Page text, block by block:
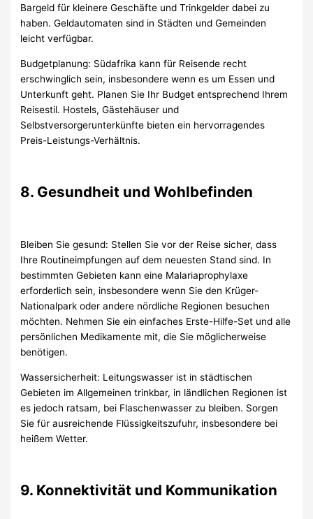
Bargeld für kleinere Geschäfte und Trinkgelder dabei zu
haben. Geldautomaten sind in Städten und Gemeinden
leicht verfügbar.
Budgetplanung: Südafrika kann für Reisende recht
erschwinglich sein, insbesondere wenn es um Essen und
Unterkunft geht. Planen Sie Ihr Budget entsprechend Ihrem
Reisestil. Hostels, Gästehäuser und
Selbstversorgerunterkünfte bieten ein hervorragendes
Preis-Leistungs-Verhältnis.
8. Gesundheit und Wohlbefinden
Bleiben Sie gesund: Stellen Sie vor der Reise sicher, dass
Ihre Routineimpfungen auf dem neuesten Stand sind. In
bestimmten Gebieten kann eine Malariaprophylaxe
erforderlich sein, insbesondere wenn Sie den Krüger-
Nationalpark oder andere nördliche Regionen besuchen
möchten. Nehmen Sie ein einfaches Erste-Hilfe-Set und alle
persönlichen Medikamente mit, die Sie möglicherweise
benötigen.
Wassersicherheit: Leitungswasser ist in städtischen
Gebieten im Allgemeinen trinkbar, in ländlichen Regionen ist
es jedoch ratsam, bei Flaschenwasser zu bleiben. Sorgen
Sie für ausreichende Flüssigkeitszufuhr, insbesondere bei
heißem Wetter.
9. Konnektivität und Kommunikation